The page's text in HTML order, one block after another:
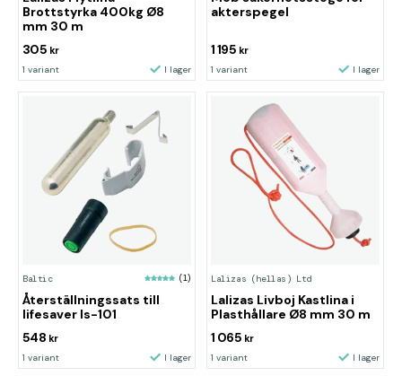
Brottstyrka 400kg Ø8
mm 30 m
305 kr
1 variant I lager
akterspegel
1 195 kr
1 variant I lager
Baltic (1)
Återställningssats till
lifesaver ls-101
548 kr
1 variant I lager
Lalizas (hellas) Ltd
Lalizas Livboj Kastlina i
Plasthållare Ø8 mm 30 m
1 065 kr
1 variant I lager